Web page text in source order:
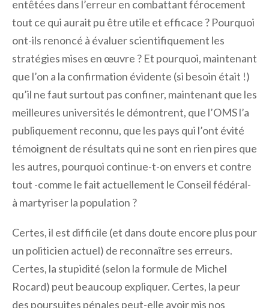
entêtées dans l’erreur en combattant férocement
tout ce qui aurait pu être utile et efficace ? Pourquoi
ont-ils renoncé à évaluer scientifiquement les
stratégies mises en œuvre ? Et pourquoi, maintenant
que l’on a la confirmation évidente (si besoin était !)
qu’il ne faut surtout pas confiner, maintenant que les
meilleures universités le démontrent, que l’OMS l’a
publiquement reconnu, que les pays qui l’ont évité
témoignent de résultats qui ne sont en rien pires que
les autres, pourquoi continue-t-on envers et contre
tout -comme le fait actuellement le Conseil fédéral-
à martyriser la population ?
Certes, il est difficile (et dans doute encore plus pour
un politicien actuel) de reconnaître ses erreurs.
Certes, la stupidité (selon la formule de Michel
Rocard) peut beaucoup expliquer. Certes, la peur
des poursuites pénales peut-elle avoir mis nos